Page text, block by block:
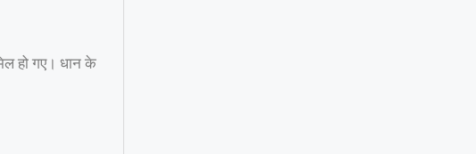
हो गए। धान के